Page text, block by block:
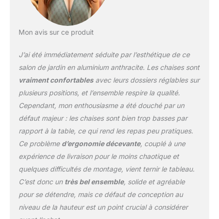
INTEMPÉRIES : Fabriqué
aluminium laqué et avec
des vis en acier
inoxydable, le salon de
jardin est
aux intempéries. Le
plateau de table en bois
composite est facile à
entretenir. Il s'agit d'un
matériau composite très
robuste et étanche en
bois / plastique. Les
patins de protection
protègent le sol des
Mon avis sur ce produit
J’ai été immédiatement séduite par l’esthétique de ce
salon de jardin en aluminium anthracite. Les chaises sont
vraiment confortablesavec leurs dossiers réglables sur
plusieurs positions, et l’ensemble respire la qualité.
Cependant, mon enthousiasme a été douché par un
défaut majeur : les chaises sont bien trop basses par
rapport à la table, ce qui rend les repas peu pratiques.
Ce problème d’ergonomie décevante, couplé à une
expérience de livraison pour le moins chaotique et
quelques difficultés de montage, vient ternir le tableau.
C’est donc un très bel ensemble, solide et agréable
pour se détendre, mais ce défaut de conception au
niveau de la hauteur est un point crucial à considérer